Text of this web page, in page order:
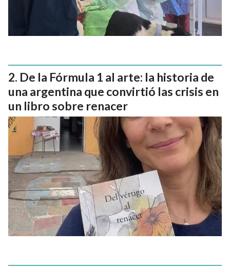
De la Fórmula 1 al arte: la historia de
una argentina que convirtió las crisis en
un libro sobre renacer